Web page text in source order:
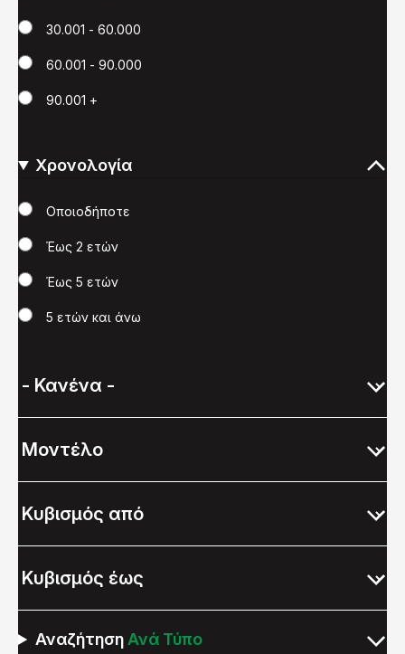
30.001 - 60.000
60.001 - 90.000
90.001 +
Χρονολογία
Χρονολογία
Οποιοδήποτε
Έως 2 ετών
Έως 5 ετών
5 ετών και άνω
Αναζήτηση Ανά Τύπο